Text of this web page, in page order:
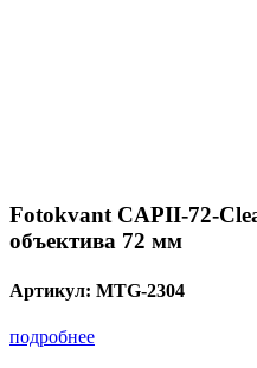
Fotokvant CAPII-72-
объектива 72 мм
Артикул: MTG-2304
подробнее